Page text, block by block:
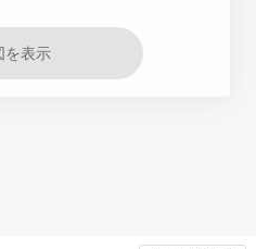
を表示